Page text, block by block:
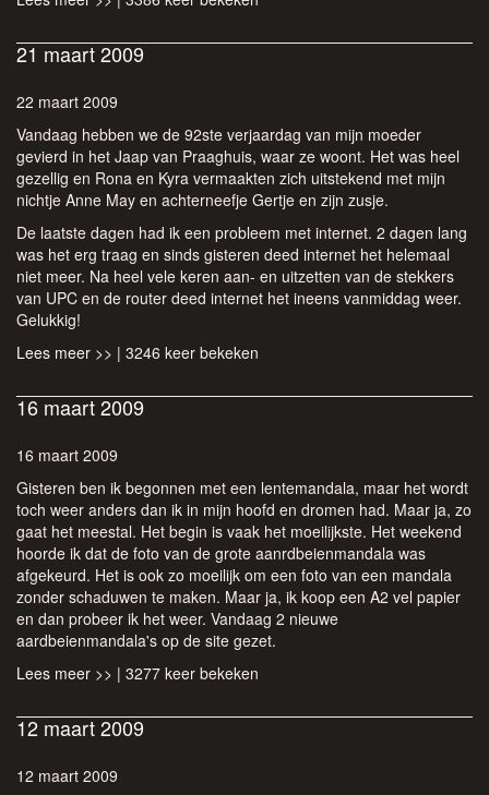
21 maart 2009
22 maart 2009
Vandaag hebben we de 92ste verjaardag van mijn moeder
gevierd in het Jaap van Praaghuis, waar ze woont. Het was heel
gezellig en Rona en Kyra vermaakten zich uitstekend met mijn
nichtje Anne May en achterneefje Gertje en zijn zusje.
De laatste dagen had ik een probleem met internet. 2 dagen lang
was het erg traag en sinds gisteren deed internet het helemaal
niet meer. Na heel vele keren aan- en uitzetten van de stekkers
van UPC en de router deed internet het ineens vanmiddag weer.
Gelukkig!
Lees meer >> | 3246 keer bekeken
16 maart 2009
16 maart 2009
Gisteren ben ik begonnen met een lentemandala, maar het wordt
toch weer anders dan ik in mijn hoofd en dromen had. Maar ja, zo
gaat het meestal. Het begin is vaak het moeilijkste. Het weekend
hoorde ik dat de foto van de grote aanrdbeienmandala was
afgekeurd. Het is ook zo moeilijk om een foto van een mandala
zonder schaduwen te maken. Maar ja, ik koop een A2 vel papier
en dan probeer ik het weer. Vandaag 2 nieuwe
aardbeienmandala's op de site gezet.
Lees meer >> | 3277 keer bekeken
12 maart 2009
12 maart 2009